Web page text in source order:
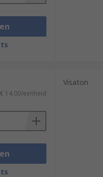
€ 14,00/eenheid
Visaton